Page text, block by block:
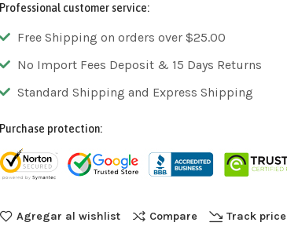
Professional customer service:
Free Shipping on orders over $25.00
No Import Fees Deposit & 15 Days Returns
Standard Shipping and Express Shipping
Purchase protection:
Agregar al wishlist Compare Track price